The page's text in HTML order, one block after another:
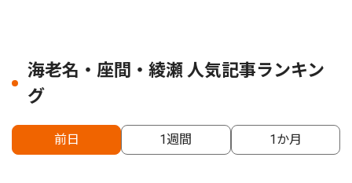
海老名・座間・綾瀬 人気記事ランキン
グ
前日 1週間 1か月